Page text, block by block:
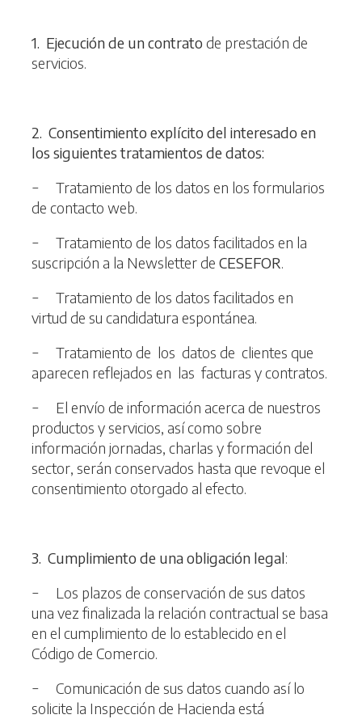
1. Ejecución de un contrato de prestación de
servicios.
2. Consentimiento explícito del interesado en
los siguientes tratamientos de datos:
− Tratamiento de los datos en los formularios
de contacto web.
− Tratamiento de los datos facilitados en la
suscripción a la Newsletter de CESEFOR.
− Tratamiento de los datos facilitados en
virtud de su candidatura espontánea.
− Tratamiento de los datos de clientes que
aparecen reflejados en las facturas y contratos.
− El envío de información acerca de nuestros
productos y servicios, así como sobre
información jornadas, charlas y formación del
sector, serán conservados hasta que revoque el
consentimiento otorgado al efecto.
3. Cumplimiento de una obligación legal:
− Los plazos de conservación de sus datos
una vez finalizada la relación contractual se basa
en el cumplimiento de lo establecido en el
Código de Comercio.
− Comunicación de sus datos cuando así lo
solicite la Inspección de Hacienda está